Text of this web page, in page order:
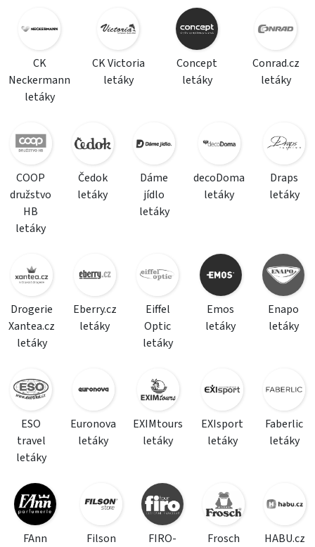
CK
Neckermann
letáky
CK Victoria
letáky
Concept
letáky
Conrad.cz
letáky
COOP
družstvo
HB
letáky
Čedok
letáky
Dáme
jídlo
letáky
decoDoma
letáky
Draps
letáky
Drogerie
Xantea.cz
letáky
Eberry.cz
letáky
Eiffel
Optic
letáky
Emos
letáky
Enapo
letáky
ESO
travel
letáky
Euronova
letáky
EXIMtours
letáky
EXIsport
letáky
Faberlic
letáky
FAnn
Filson
FIRO-
Frosch
HABU.cz